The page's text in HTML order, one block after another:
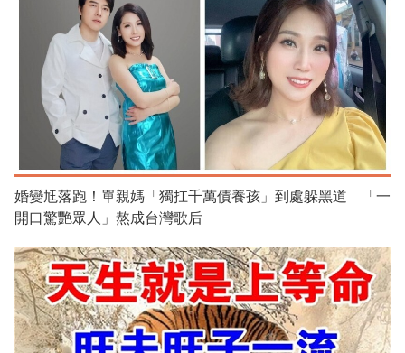
婚變尪落跑！單親媽「獨扛千萬債養孩」到處躲黑道 「一
開口驚艷眾人」熬成台灣歌后